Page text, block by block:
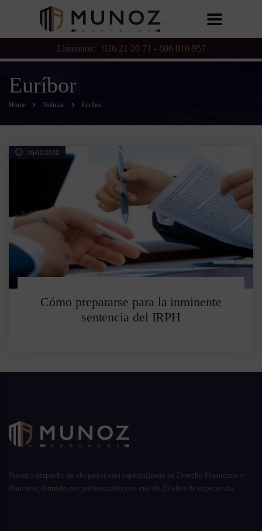
Llámanos: 926 21 20 71 - 606 010 957
Euríbor
Home Noticias Euríbor
Cómo prepararse para la inminente
sentencia del IRPH
19/02/2020
Nuestro despacho de abogados está especializado en Derecho Financiero y
Bancario, formado por profesionales con más de 20 años de experiencia.